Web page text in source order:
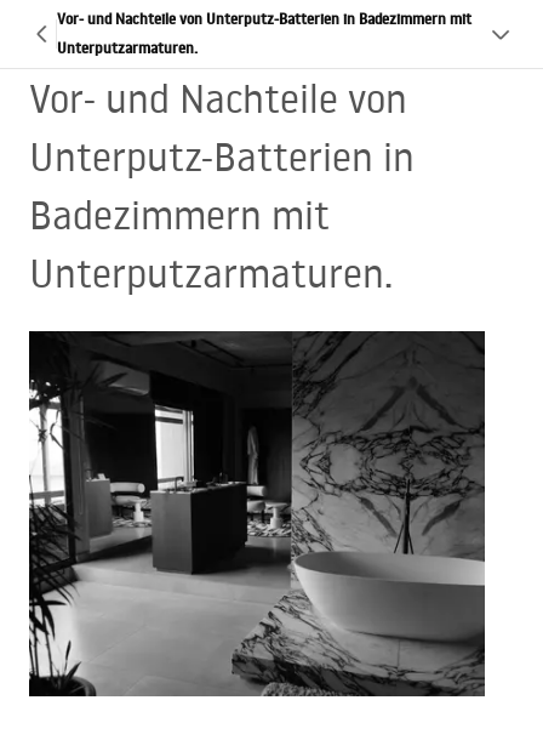
Vor- und Nachteile von Unterputz-Batterien in Badezimmern mit
Unterputzarmaturen.
Vor- und Nachteile von
Unterputz-Batterien in
Badezimmern mit
Unterputzarmaturen.